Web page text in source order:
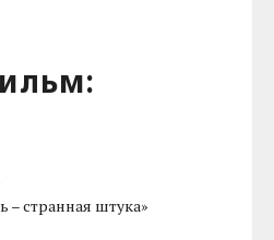
– странная штука»